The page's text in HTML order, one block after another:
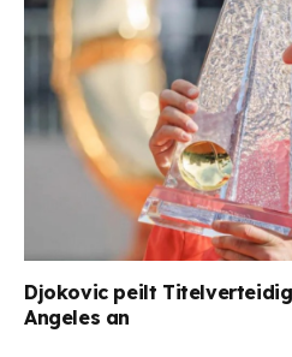
Djokovic peilt
Angeles an